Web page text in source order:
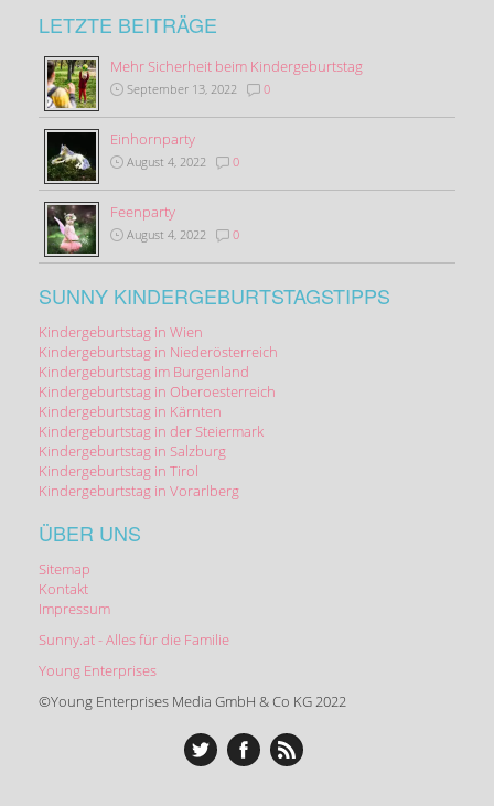
LETZTE BEITRÄGE
Mehr Sicherheit beim Kindergeburtstag
September 13, 2022 0
Einhornparty
August 4, 2022 0
Feenparty
August 4, 2022 0
SUNNY KINDERGEBURTSTAGSTIPPS
Kindergeburtstag in Wien
Kindergeburtstag in Niederösterreich
Kindergeburtstag im Burgenland
Kindergeburtstag in Oberoesterreich
Kindergeburtstag in Kärnten
Kindergeburtstag in der Steiermark
Kindergeburtstag in Salzburg
Kindergeburtstag in Tirol
Kindergeburtstag in Vorarlberg
ÜBER UNS
Sitemap
Kontakt
Impressum
Sunny.at - Alles für die Familie
Young Enterprises
©Young Enterprises Media GmbH & Co KG 2022